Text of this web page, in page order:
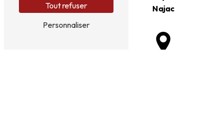
Rieupeyroux Najac
Tout refuser
Personnaliser